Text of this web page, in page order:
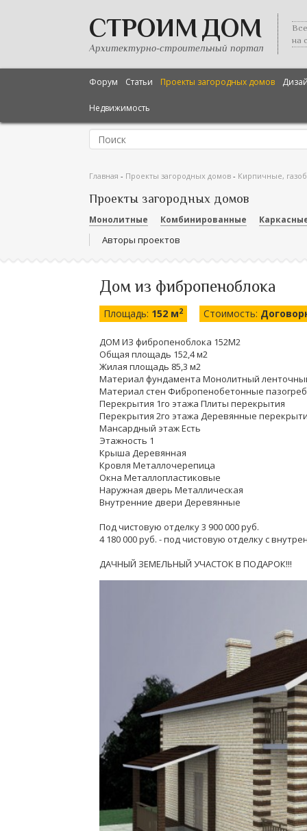
СТРОИМ ДОМ
Архитектурно-строительный портал
на
Форум Статьи Проекты загородных домов
Недвижимость
Главная - Проекты загородных домов - Кирпичные,
Проекты загородных домов
Монолитные Комбинированные
Авторы проектов
Дом из фибропеноблока
Площадь: 152 м2 Стоимость:
ДОМ ИЗ фибропеноблока 152М2
Общая площадь 152,4 м2
Жилая площадь 85,3 м2
Материал фундамента Монолитный
Материал стен Фибропенобетонные
Перекрытия 1го этажа Плиты перекрытия
Перекрытия 2го этажа Деревянные
Мансардный этаж Есть
Этажность 1
Крыша Деревянная
Кровля Металлочерепица
Окна Металлопластиковые
Наружная дверь Металлическая
Внутренние двери Деревянные
Под чистовую отделку 3 900 000 руб.
4 180 000 руб. - под чистовую отделку с
ДАЧНЫЙ ЗЕМЕЛЬНЫЙ УЧАСТОК В ПОДАРОК!!!